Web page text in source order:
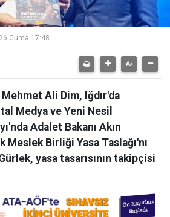
Cuma 17:48
Mehmet Ali Dim, Iğdır'da
Medya ve Yeni Nesil
Adalet Bakanı Akın
Meslek Birliği Yasa Taslağı'nı
yasa tasarısının takipçisi